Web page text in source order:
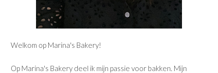
Welkom op Marina's Bakery!
Op Marina's Bakery deel ik mijn passie voor bakken. Mijn